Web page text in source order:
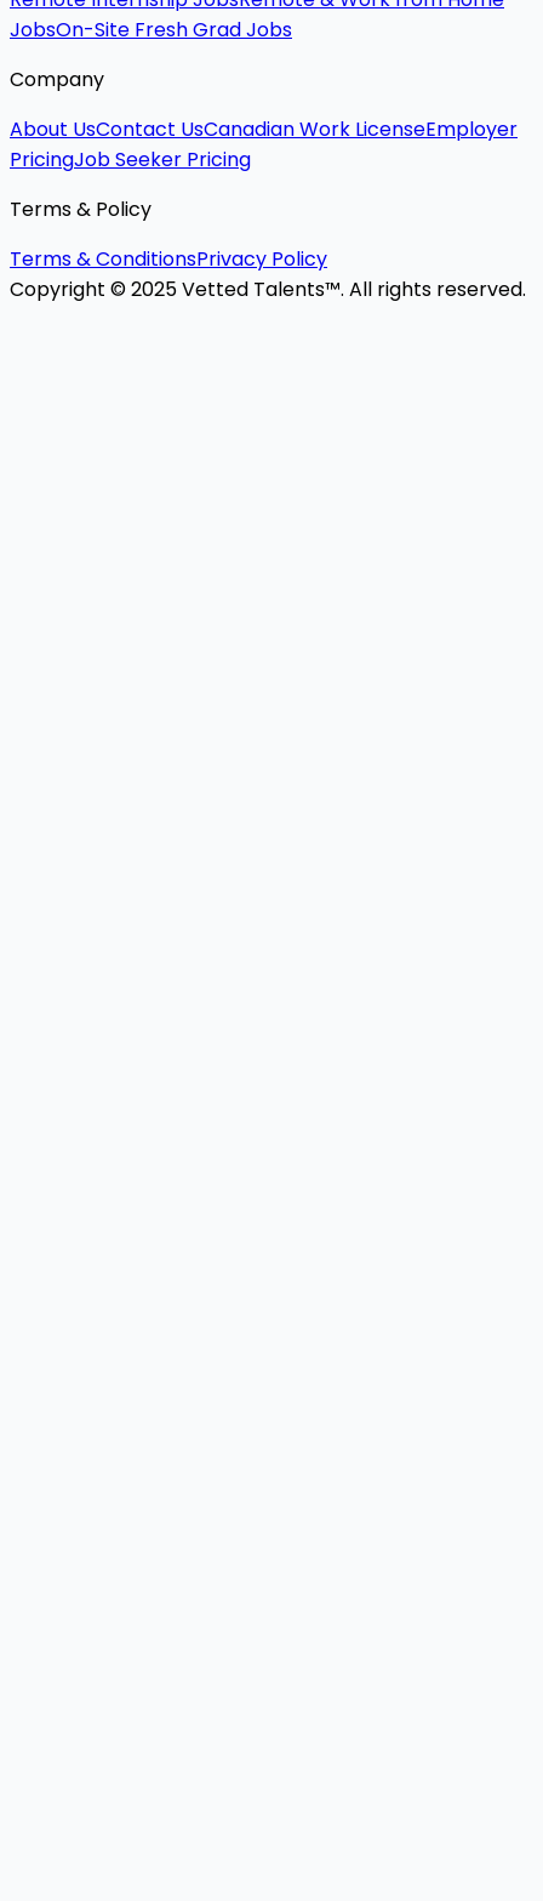
JobsOn-Site Fresh Grad Jobs
Company
About UsContact UsCanadian Work LicenseEmployer
PricingJob Seeker Pricing
Terms & Policy
Terms & ConditionsPrivacy Policy
Copyright © 2025 Vetted Talents™. All rights reserved.